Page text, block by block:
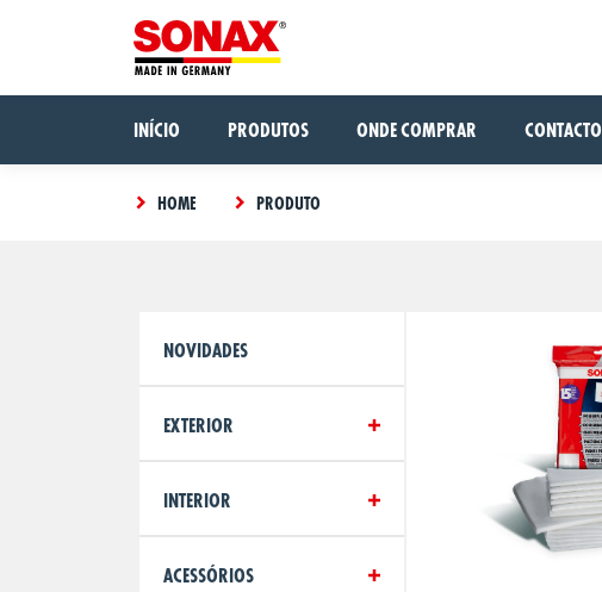
INÍCIO PRODUTOS ONDE COMPRAR CONTACTO
HOME PRODUTO
NOVIDADES
EXTERIOR
INTERIOR
ACESSÓRIOS